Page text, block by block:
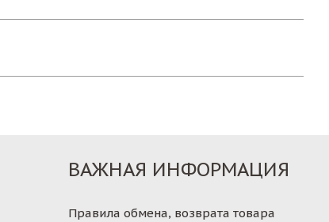
ВАЖНАЯ ИНФОРМАЦИЯ
Правила обмена, возврата товара